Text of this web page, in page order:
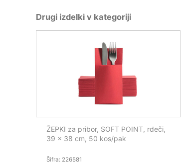
Drugi izdelki v kategoriji
ŽEPKI za pribor, SOFT POINT, rdeči,
39 x 38 cm, 50 kos/pak
Šifra: 226581